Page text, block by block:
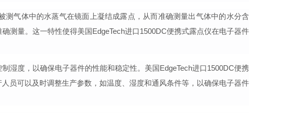
测气体中的水蒸气在镜面上凝结成露点，从而准确测量出气体中的水分含
确测量。这一特性使得美国EdgeTech进口1500DC便携式露点仪在电子器件
湿度，以确保电子器件的性能和稳定性。 美国EdgeTech进口1500DC便携
员可以及时调整生产参数，如温度、湿度和通风条件等，以确保电子器件